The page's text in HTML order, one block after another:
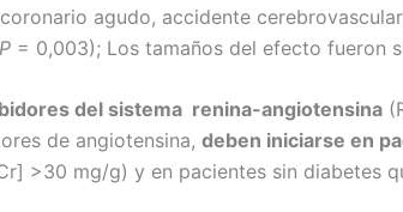
agudo, accidente
P = 0,003); Los tamaños del efecto fueron
del sistema renina-angiotensina
de angiotensina, deben iniciarse en
>30 mg/g) y en pacientes sin diabetes